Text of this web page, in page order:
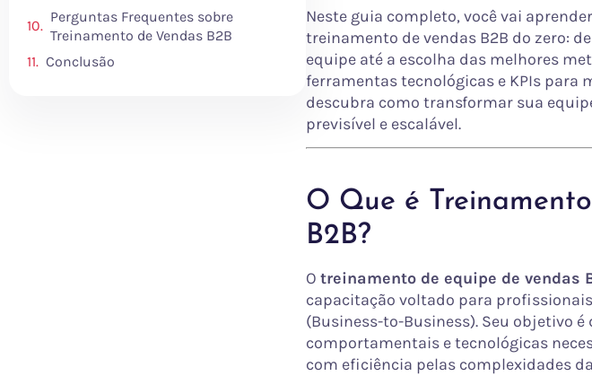
Perguntas Frequentes sobre
Treinamento de Vendas B2B
Conclusão
Neste guia completo, você vai
treinamento de vendas B2B do zero:
equipe até a escolha das melhores
ferramentas tecnológicas e KPIs para
descubra como transformar sua
previsível e escalável.
O Que é
B2B?
O treinamento de equipe de vendas
capacitação voltado para
(Business-to-Business). Seu objetivo
comportamentais e tecnológicas
com eficiência pelas complexidades